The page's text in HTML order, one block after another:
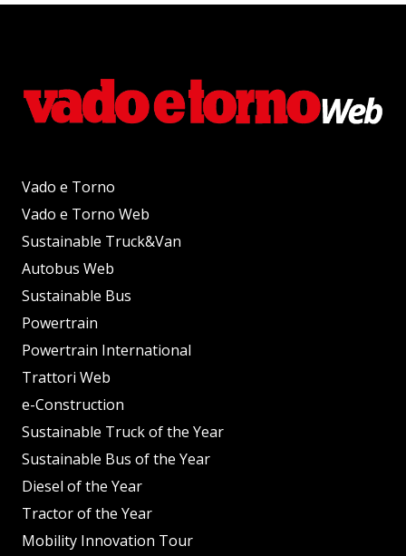
Vado e Torno
Vado e Torno Web
Sustainable Truck&Van
Autobus Web
Sustainable Bus
Powertrain
Powertrain International
Trattori Web
e-Construction
Sustainable Truck of the Year
Sustainable Bus of the Year
Diesel of the Year
Tractor of the Year
Mobility Innovation Tour